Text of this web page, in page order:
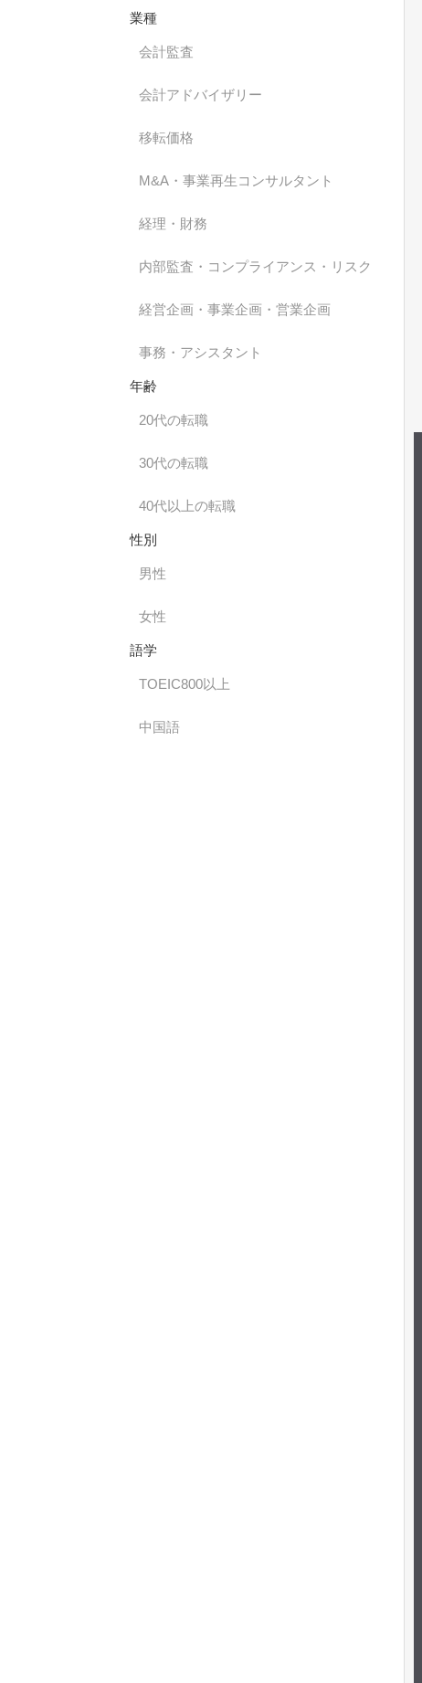
業種
会計監査
会計アドバイザリー
移転価格
M&A・事業再生コンサルタント
経理・財務
内部監査・コンプライアンス・リスク
経営企画・事業企画・営業企画
事務・アシスタント
年齢
20代の転職
30代の転職
40代以上の転職
性別
男性
女性
語学
TOEIC800以上
中国語